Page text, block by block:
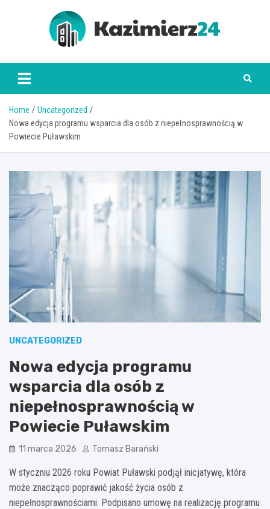
kazimierz24.pl
Home
Uncategorized
Nowa edycja programu wsparcia dla osób z niepełnosprawnością w
Powiecie Puławskim
UNCATEGORIZED
Nowa edycja programu
wsparcia dla osób z
niepełnosprawnością w
Powiecie Puławskim
11 marca 2026 Tomasz Barański
W styczniu 2026 roku Powiat Puławski podjął inicjatywę, która
może znacząco poprawić jakość życia osób z
niepełnosprawnościami. Podpisano umowę na realizację programu